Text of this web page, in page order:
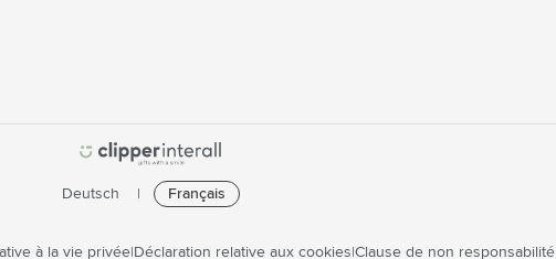
Deutsch Français
à la vie privée Déclaration relative aux cookies Clause de non responsabilité